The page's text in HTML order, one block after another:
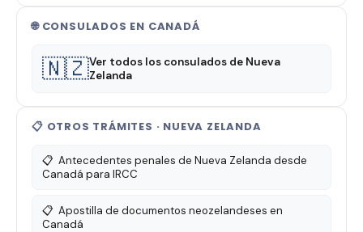
🌐 CONSULADOS EN CANADÁ
🇳🇿Ver todos los consulados de Nueva
Zelanda
📋 OTROS TRÁMITES · NUEVA ZELANDA
📋 Antecedentes penales de Nueva Zelanda desde
Canadá para IRCC
📋 Apostilla de documentos neozelandeses en
Canadá